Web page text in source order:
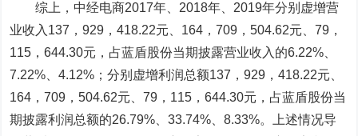
综上，中经电商2017年、2018年、2019年分别虚增营
业收入137，929，418.22元、164，709，504.62元、79，
115，644.30元，占蓝盾股份当期披露营业收入的6.22%、
7.22%、4.12%；分别虚增利润总额137，929，418.22元、
164，709，504.62元、79，115，644.30元，占蓝盾股份当
期披露利润总额的26.79%、33.74%、8.33%。上述情况导